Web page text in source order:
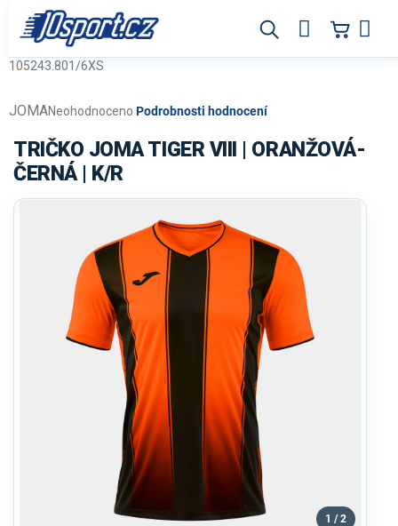
obsah
105243.801/6XS
Průměrné
produktu
je
0,0
Neohodnoceno Podrobnosti hodnocení
JOMA
TRIČKO JOMA TIGER VIII | ORANŽOVÁ-
ČERNÁ | K/R
1 / 2